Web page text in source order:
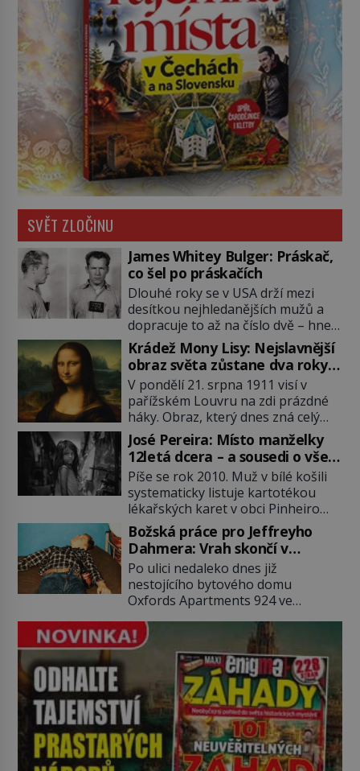
SVĚT ZLOČINU
James Whitey Bulger: Práskač,
co šel po práskačích
Dlouhé roky se v USA drží mezi
desítkou nejhledanějších mužů a
dopracuje to až na číslo dvě – hned
po Usámovi bin Ládinovi (1957–
2011). To je James „Whitey“ Bulger
(1929–2018) viněný ze spoluúčasti
na 19 vraždách, vydírání a lichvy. A
samozřejmě, krom toho je ještě
drogový dealer, který neváhá
odstranit z cesty všechny práskače,
zatímco […]
Krádež Mony Lisy: Nejslavnější
obraz světa zůstane dva roky
nezvěstný
V pondělí 21. srpna 1911 visí v
pařížském Louvru na zdi prázdné
háky. Obraz, který dnes zná celý
svět, je pryč. Zpočátku si nikdo
nemyslí, že jde o krádež.
Zaměstnanci jsou přesvědčeni, že
Mona Lisa je jen v restaurátorské
dílně nebo u fotografa. Když se
ukáže pravda, propukne jeden z
největších honů na zloděje v […]
José Pereira: Místo manželky
12letá dcera – a sousedi o všem
vědí!
Píše se rok 2010. Muž v bílé košili
systematicky listuje kartotékou
lékařských karet v obci Pinheiro
ležící asi 20 kilometrů od farmy s
podivínským majitelem. Něco tu
nesedí. Ledaže… Ledaže by ta
mladá dívka z farmy byla ne
manželkou, ale dcerou – a všechny
ty děti byly zplozené v incestu. Na
sociálním odboru jednoho z […]
Božská práce pro Jeffreyho
Dahmera: Vrah skončí v
tratolišti krve ve vězeňských
umývárnách
Po ulici nedaleko dnes již
nestojícího bytového domu
Oxfords Apartments 924 ve
potácí zcela zmatený 14letý
Konerak Sinthasomphone. Když ho
zastaví policejní hlídka, ochable jí
nadiktuje adresu „jeho kamaráda“.
Strážníci ho dopraví zpět do
udaného bytu. Oním „kamarádem“
je ovšem jeden z nejslavnějších
vrahů, Jeffrey Dahmer (1960–1994).
Je 27. května 1991. […]